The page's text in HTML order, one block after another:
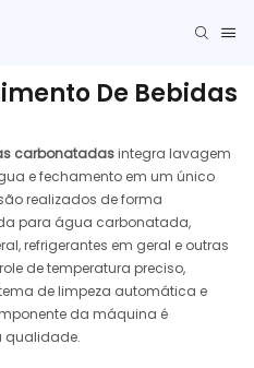
De Bebidas
carbonatadasintegra lavagem
e fechamento em um único
realizados de forma
para água carbonatada,
refrigerantes em geral e outras
de temperatura preciso,
de limpeza automática e
da máquina é
qualidade.